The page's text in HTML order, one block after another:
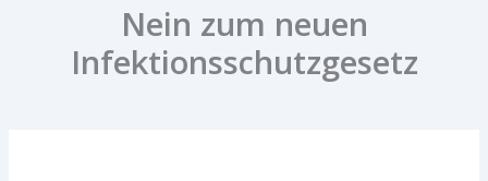
Nein zum neuen
Infektionsschutzgesetz